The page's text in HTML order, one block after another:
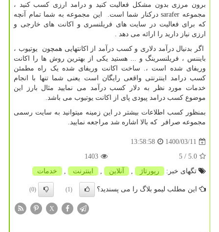
برون مرزی بدون مشکل فعالیت کنید و درامد ارزی کسب کنید ،
مجموعه saraferدرکنار شما است. این مجموعه به شما تمام آنچه
که برای فعالیت در سایت های فریلنسری و اکانت های خارجی و
ارزی نیاز دارید را ارائه می دهد .
اگر بدنیال درآمد دلاری و کسب درآمد از اکانتهایی همچون یوتیوب ،
بایننس ، فریلنسرینگ و ... هستید یکی از بهترین روش ها را اکانت
وریفای شده است ،. ساخت اکانت وریفای شده یک راه مطمئن
کسب درامد اینترنتی واقعی رایگان است یعنی شما تنها با انجام
خدمات مورد نظر به دلار کسب درآمد می نمایید مثال بارز این
موضوع کسب درامد پیودی پای از اکانت یوتیوب می باشد.
بمنظور کسب اطلاعات بیشتر در این زمینه میتوانید به سایت رسمی
مجموعه صرافر که بالا اشاره شد مراجعه نمایید.
1400/03/11
13:58:58
5.0
/ 5
1403
تگهای خبر:
رپورتاژ , آنلاین , اینترنت , خدمات
این مطلب لیمو بلاگ را می پسندید؟ (1)
(0)
X